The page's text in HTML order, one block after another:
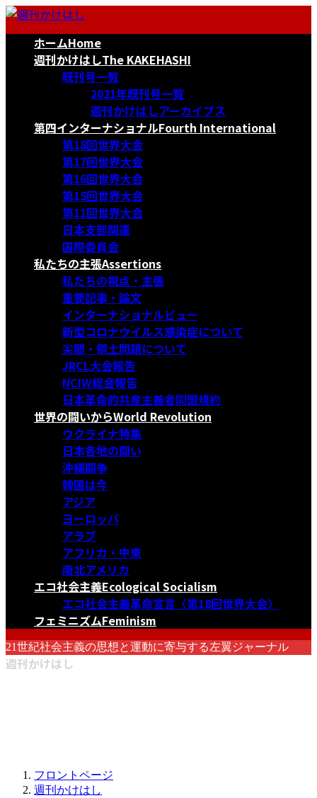
コ
ナ
ホームHome
週刊かけはしThe KAKEHASHI
既刊号一覧
2021年既刊号一覧
週刊かけはしアーカイブス
第四インターナショナルFourth International
第18回世界大会
第17回世界大会
第16回世界大会
第15回世界大会
第11回世界大会
日本支部関連
国際委員会
私たちの主張Assertions
私たちの視点・主張
重要記事・論文
インターナショナルビュー
新型コロナウイルス感染症について
尖閣・領土問題について
JRCL大会報告
NCIW総会報告
日本革命的共産主義者同盟規約
世界の闘いからWorld Revolution
ウクライナ特集
日本各地の闘い
沖縄闘争
韓国は今
アジア
ヨーロッパ
アラブ
アフリカ・中東
南北アメリカ
エコ社会主義Ecological Socialism
エコ社会主義革命宣言〈第18回世界大会〉
フェミニズムFeminism
21世紀社会主義の思想と運動に寄与する左翼ジャーナル
週刊かけはし
フロントページ
週刊かけはし